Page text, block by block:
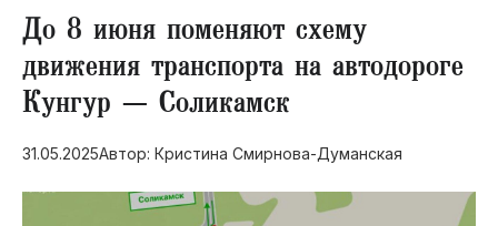
СВО
Выборы в Пермском крае
Социальная поддержка
Инфраструктура
Благоустройство
До 8 июня поменяют схему
движения транспорта на автодороге
Кунгур — Соликамск
31.05.2025Автор: Кристина Смирнова-Думанская